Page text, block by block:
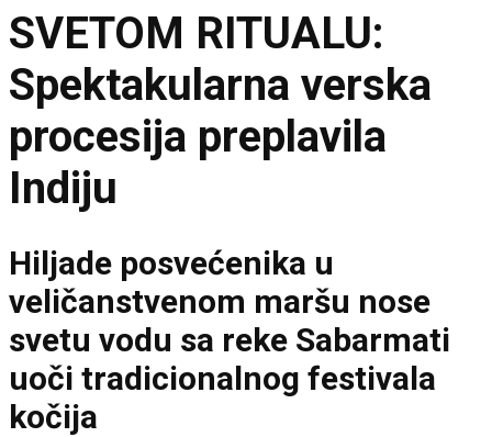
SVETOM RITUALU:
Spektakularna verska
procesija preplavila
Indiju
Hiljade posvećenika u
veličanstvenom maršu nose
svetu vodu sa reke Sabarmati
uoči tradicionalnog festivala
kočija